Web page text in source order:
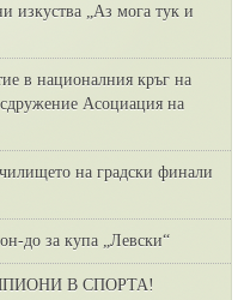
изкуства „Аз мога тук и
в националния кръг на
Асоциация на
на градски финали
до за купа „Левски“
В СПОРТА!